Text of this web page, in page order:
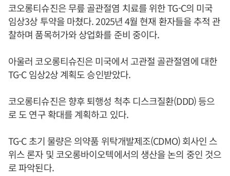
코오롱티슈진은 무릎 골관절염 치료를 위한 TG-C의 미국
임상3상 투약을 마쳤다. 2025년 4월 현재 환자들을 추적 관
찰하며 품목허가와 상업화를 준비 중이다.
아울러 코오롱티슈진은 미국에서 고관절 골관절염에 대한
TG-C 임상2상 계획도 승인받았다.
코오롱티슈진은 향후 퇴행성 척추 디스크질환(DDD) 등으
로 도 연구 확대를 계획하고 있다.
TG-C 초기 물량은 의약품 위탁개발제조(CDMO) 회사인 스
위스 론자 및 코오롱바이오텍에서의 생산을 논의 중인 것으
로 파악된다.